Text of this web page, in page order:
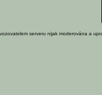
serveru nijak moderována a